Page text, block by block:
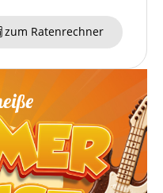
zum Ratenrechner